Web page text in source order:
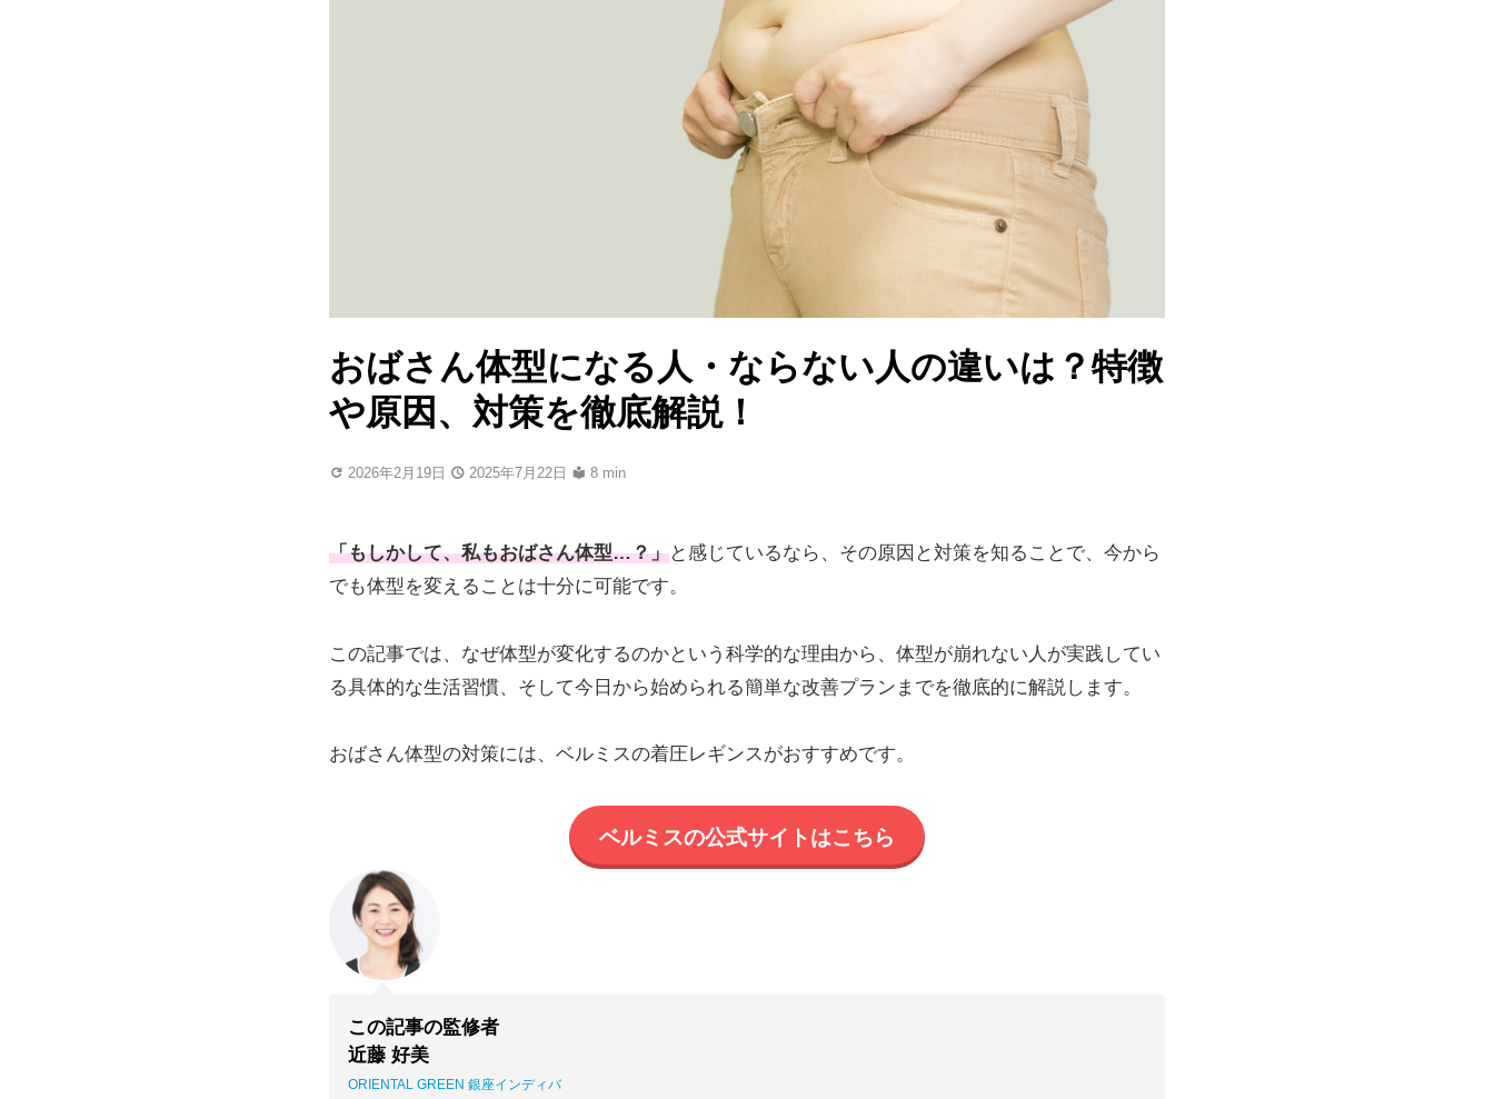
おばさん体型になる人・ならない人の違いは？特徴
や原因、対策を徹底解説！
2026年2月19日 2025年7月22日 8 min
「もしかして、私もおばさん体型…？」と感じているなら、その原因と対策を知ることで、今から
でも体型を変えることは十分に可能です。
この記事では、なぜ体型が変化するのかという科学的な理由から、体型が崩れない人が実践してい
る具体的な生活習慣、そして今日から始められる簡単な改善プランまでを徹底的に解説します。
おばさん体型の対策には、ベルミスの着圧レギンスがおすすめです。
ベルミスの公式サイトはこちら
この記事の監修者
近藤 好美
ORIENTAL GREEN 銀座インディバ